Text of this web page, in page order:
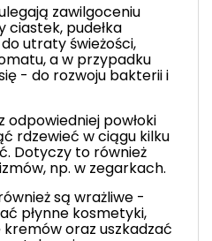
zawilgoceniu
pudełka
utraty świeżości,
a w przypadku
- do rozwoju bakterii i
odpowiedniej powłoki
rdzewieć w ciągu kilku
Dotyczy to również
np. w zegarkach.
są wrażliwe -
płynne kosmetyki,
oraz uszkadzać